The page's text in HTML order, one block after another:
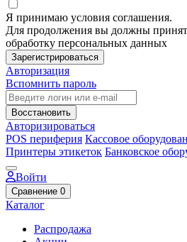
Я принимаю условия соглашения.
Для продолжения вы должны
обработку персональных данных
Зарегистрироваться
Авторизация
Вспомнить пароль
Восстановить
Авторизироваться
POS периферия Кассовое
Принтеры этикеток Банковское
Войти
Сравнение 0
Каталог
Распродажа